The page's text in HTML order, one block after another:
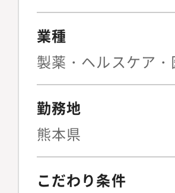
業種
製薬・ヘルスケア
勤務地
熊本県
こだわり条件